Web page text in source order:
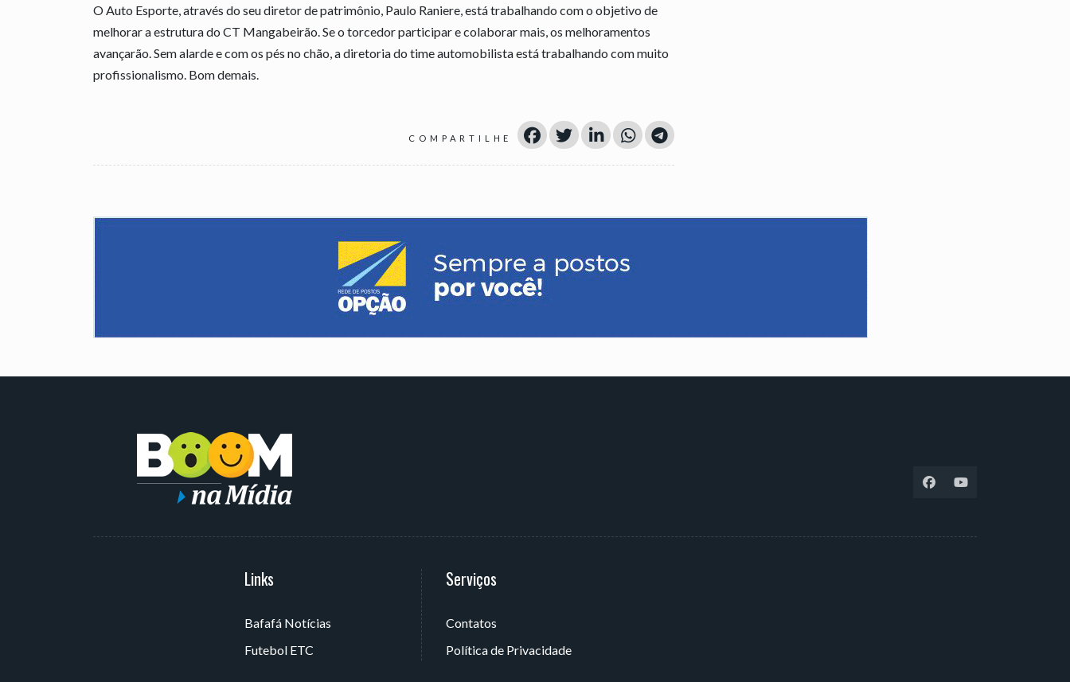
O Auto Esporte, através do seu diretor de patrimônio, Paulo Raniere, está trabalhando com o objetivo de
melhorar a estrutura do CT Mangabeirão. Se o torcedor participar e colaborar mais, os melhoramentos
avançarão. Sem alarde e com os pés no chão, a diretoria do time automobilista está trabalhando com muito
profissionalismo. Bom demais.
COMPARTILHE
Links
Bafafá Notícias
Futebol ETC
Serviços
Contatos
Política de Privacidade
Serviços
Av. Rui Barbosa, 405 - Torre, João Pessoa - PB, Brasil